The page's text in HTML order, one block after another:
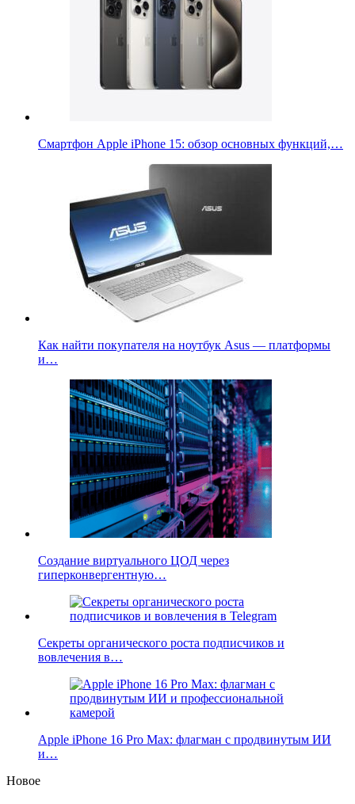
Смартфон Apple iPhone 15: обзор основных функций,…
Как найти покупателя на ноутбук Asus — платформы
и…
Создание виртуального ЦОД через
гиперконвергентную…
Секреты органического роста подписчиков и
вовлечения в…
Apple iPhone 16 Pro Max: флагман с продвинутым ИИ
и…
Новое